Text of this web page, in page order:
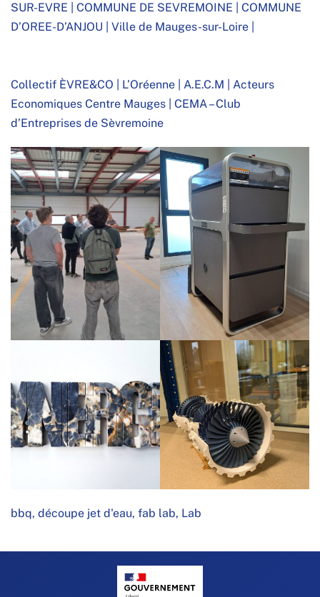
SUR-EVRE
COMMUNE DE SEVREMOINE
COMMUNE
D’OREE-D’ANJOU
Ville de Mauges-sur-Loire
Collectif ÈVRE&CO L’Oréenne
A.E.C.M | Acteurs
Economiques Centre Mauges
CEMA – Club
d’Entreprises de Sèvremoine
bbq, découpe jet d'eau, fab lab, Lab